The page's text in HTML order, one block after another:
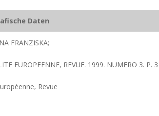
Daten
FRANZISKA;
EUROPEENNE, REVUE. 1999. NUMERO 3. P.
Revue